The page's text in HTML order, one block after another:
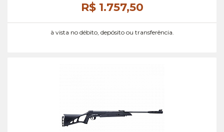
R$ 1.757,50
à vista no débito, depósito ou transferência.